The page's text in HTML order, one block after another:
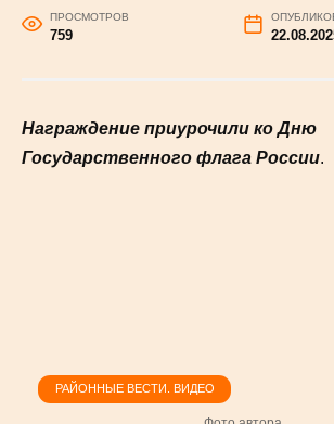
ПРОСМОТРОВ
759
Награждение приурочили ко Дню
Государственного флага России.
РАЙОННЫЕ ВЕСТИ. ВИДЕО